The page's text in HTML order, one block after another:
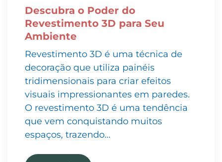
Descubra o Poder do
Revestimento 3D para Seu
Ambiente
Revestimento 3D é uma técnica de
decoração que utiliza painéis
tridimensionais para criar efeitos
visuais impressionantes em paredes.
O revestimento 3D é uma tendência
que vem conquistando muitos
espaços, trazendo…